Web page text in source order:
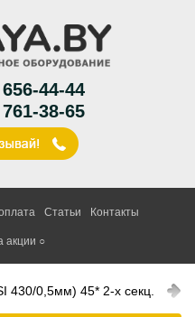
656-44-44
761-38-65
Статьи Контакты
акции ○
430/0,5мм) 45* 2-х секц.